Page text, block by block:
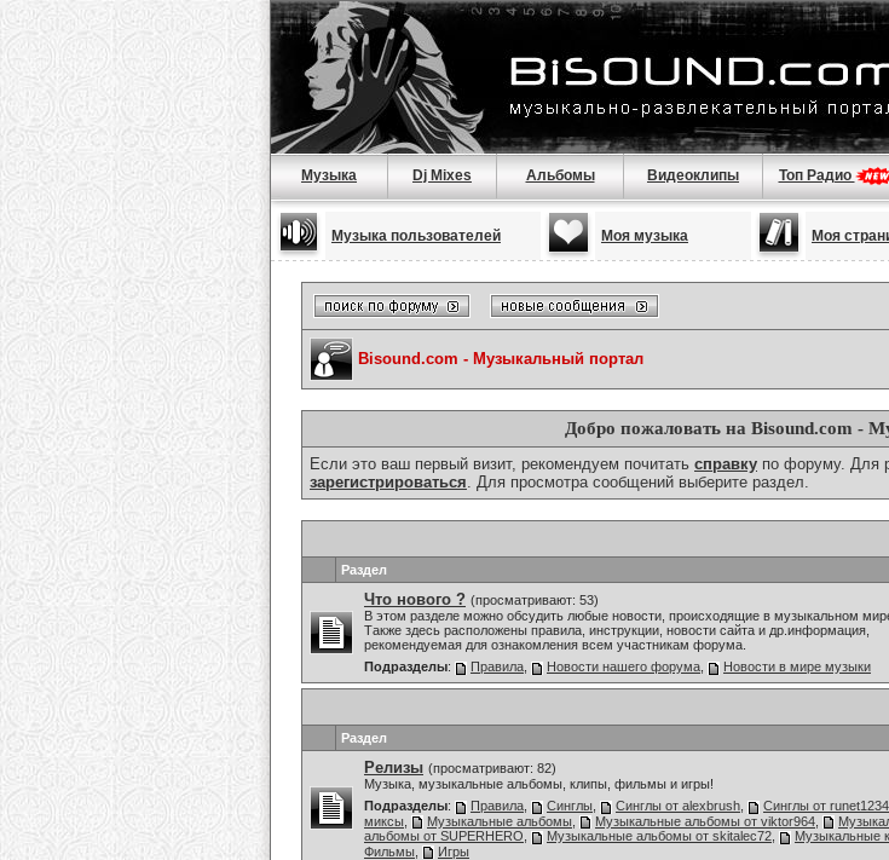
Музыка Dj Mixes Альбомы Видеоклипы Топ Радио
Музыка пользователей Моя музыка Моя
Bisound.com - Музыкальный портал
Добро пожаловать на Bisound.com -
Если это ваш первый визит, рекомендуем почитать справку по форуму. Для
зарегистрироваться. Для просмотра сообщений выберите раздел.
Раздел
Что нового ? (просматривают: 53)
В этом разделе можно обсудить любые новости, происходящие в музыкальном
Также здесь расположены правила, инструкции, новости сайта и др.информация,
рекомендуемая для ознакомления всем участникам форума.
Подразделы: Правила Новости нашего форума Новости в мире музыки
Раздел
Релизы (просматривают: 82)
Музыка, музыкальные альбомы, клипы, фильмы и игры!
Подразделы: Правила Синглы Синглы от alexbrush Синглы от
миксы
Музыкальные альбомы Музыкальные альбомы от viktor964
альбомы от SUPERHERO
Музыкальные альбомы от skitalec72 Музыкальные
Фильмы
Игры